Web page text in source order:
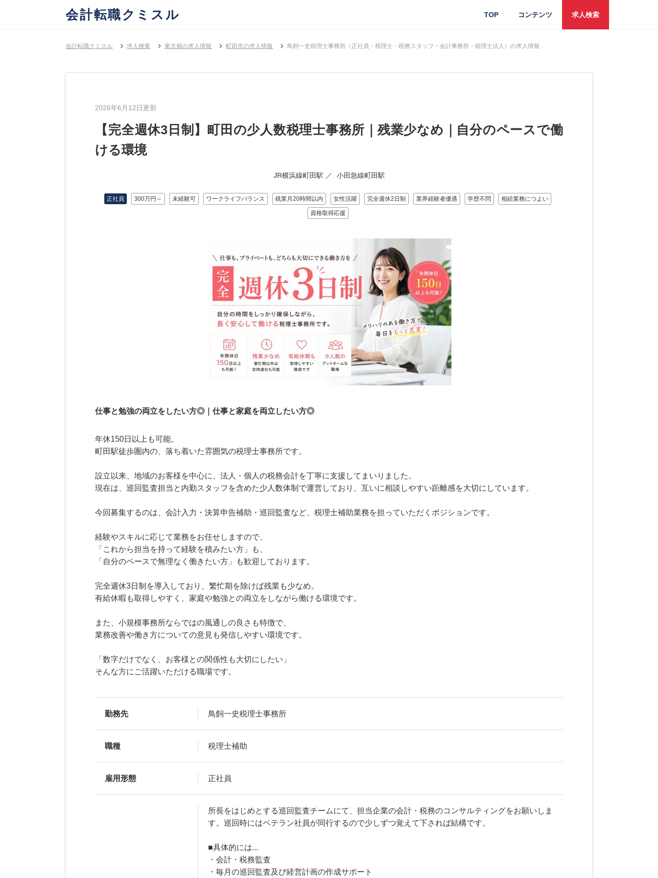
会計転職クミスル TOP コンテンツ 求人検索
会計転職クミスル 求人検索 東京都の求人情報 町田市の求人情報 鳥飼一史税理士事務所（正社員・税理士・税務スタッフ・会計事務所・税理士法人）の求人情報
2026年6月12日更新
【完全週休3日制】町田の少人数税理士事務所｜残業少なめ｜自分のペースで働
ける環境
JR横浜線町田駅 小田急線町田駅
正社員 300万円～ 未経験可 ワークライフバランス 残業月20時間以内 女性活躍 完全週休2日制 業界経験者優遇 学歴不問 相続業務につよい
資格取得応援
仕事と勉強の両立をしたい方◎｜仕事と家庭を両立したい方◎
年休150日以上も可能。
町田駅徒歩圏内の、落ち着いた雰囲気の税理士事務所です。
設立以来、地域のお客様を中心に、法人・個人の税務会計を丁寧に支援してまいりました。
現在は、巡回監査担当と内勤スタッフを含めた少人数体制で運営しており、互いに相談しやすい距離感を大切にしています。
今回募集するのは、会計入力・決算申告補助・巡回監査など、税理士補助業務を担っていただくポジションです。
経験やスキルに応じて業務をお任せしますので、
「これから担当を持って経験を積みたい方」も、
「自分のペースで無理なく働きたい方」も歓迎しております。
完全週休3日制を導入しており、繁忙期を除けば残業も少なめ。
有給休暇も取得しやすく、家庭や勉強との両立をしながら働ける環境です。
また、小規模事務所ならではの風通しの良さも特徴で、
業務改善や働き方についての意見も発信しやすい環境です。
「数字だけでなく、お客様との関係性も大切にしたい」
そんな方にご活躍いただける職場です。
勤務先 鳥飼一史税理士事務所
職種 税理士補助
雇用形態 正社員
所長をはじめとする巡回監査チームにて、担当企業の会計・税務のコンサルティングをお願いしま
す。巡回時にはベテラン社員が同行するので少しずつ覚えて下されば結構です。
■具体的には...
・会計・税務監査
・毎月の巡回監査及び経営計画の作成サポート